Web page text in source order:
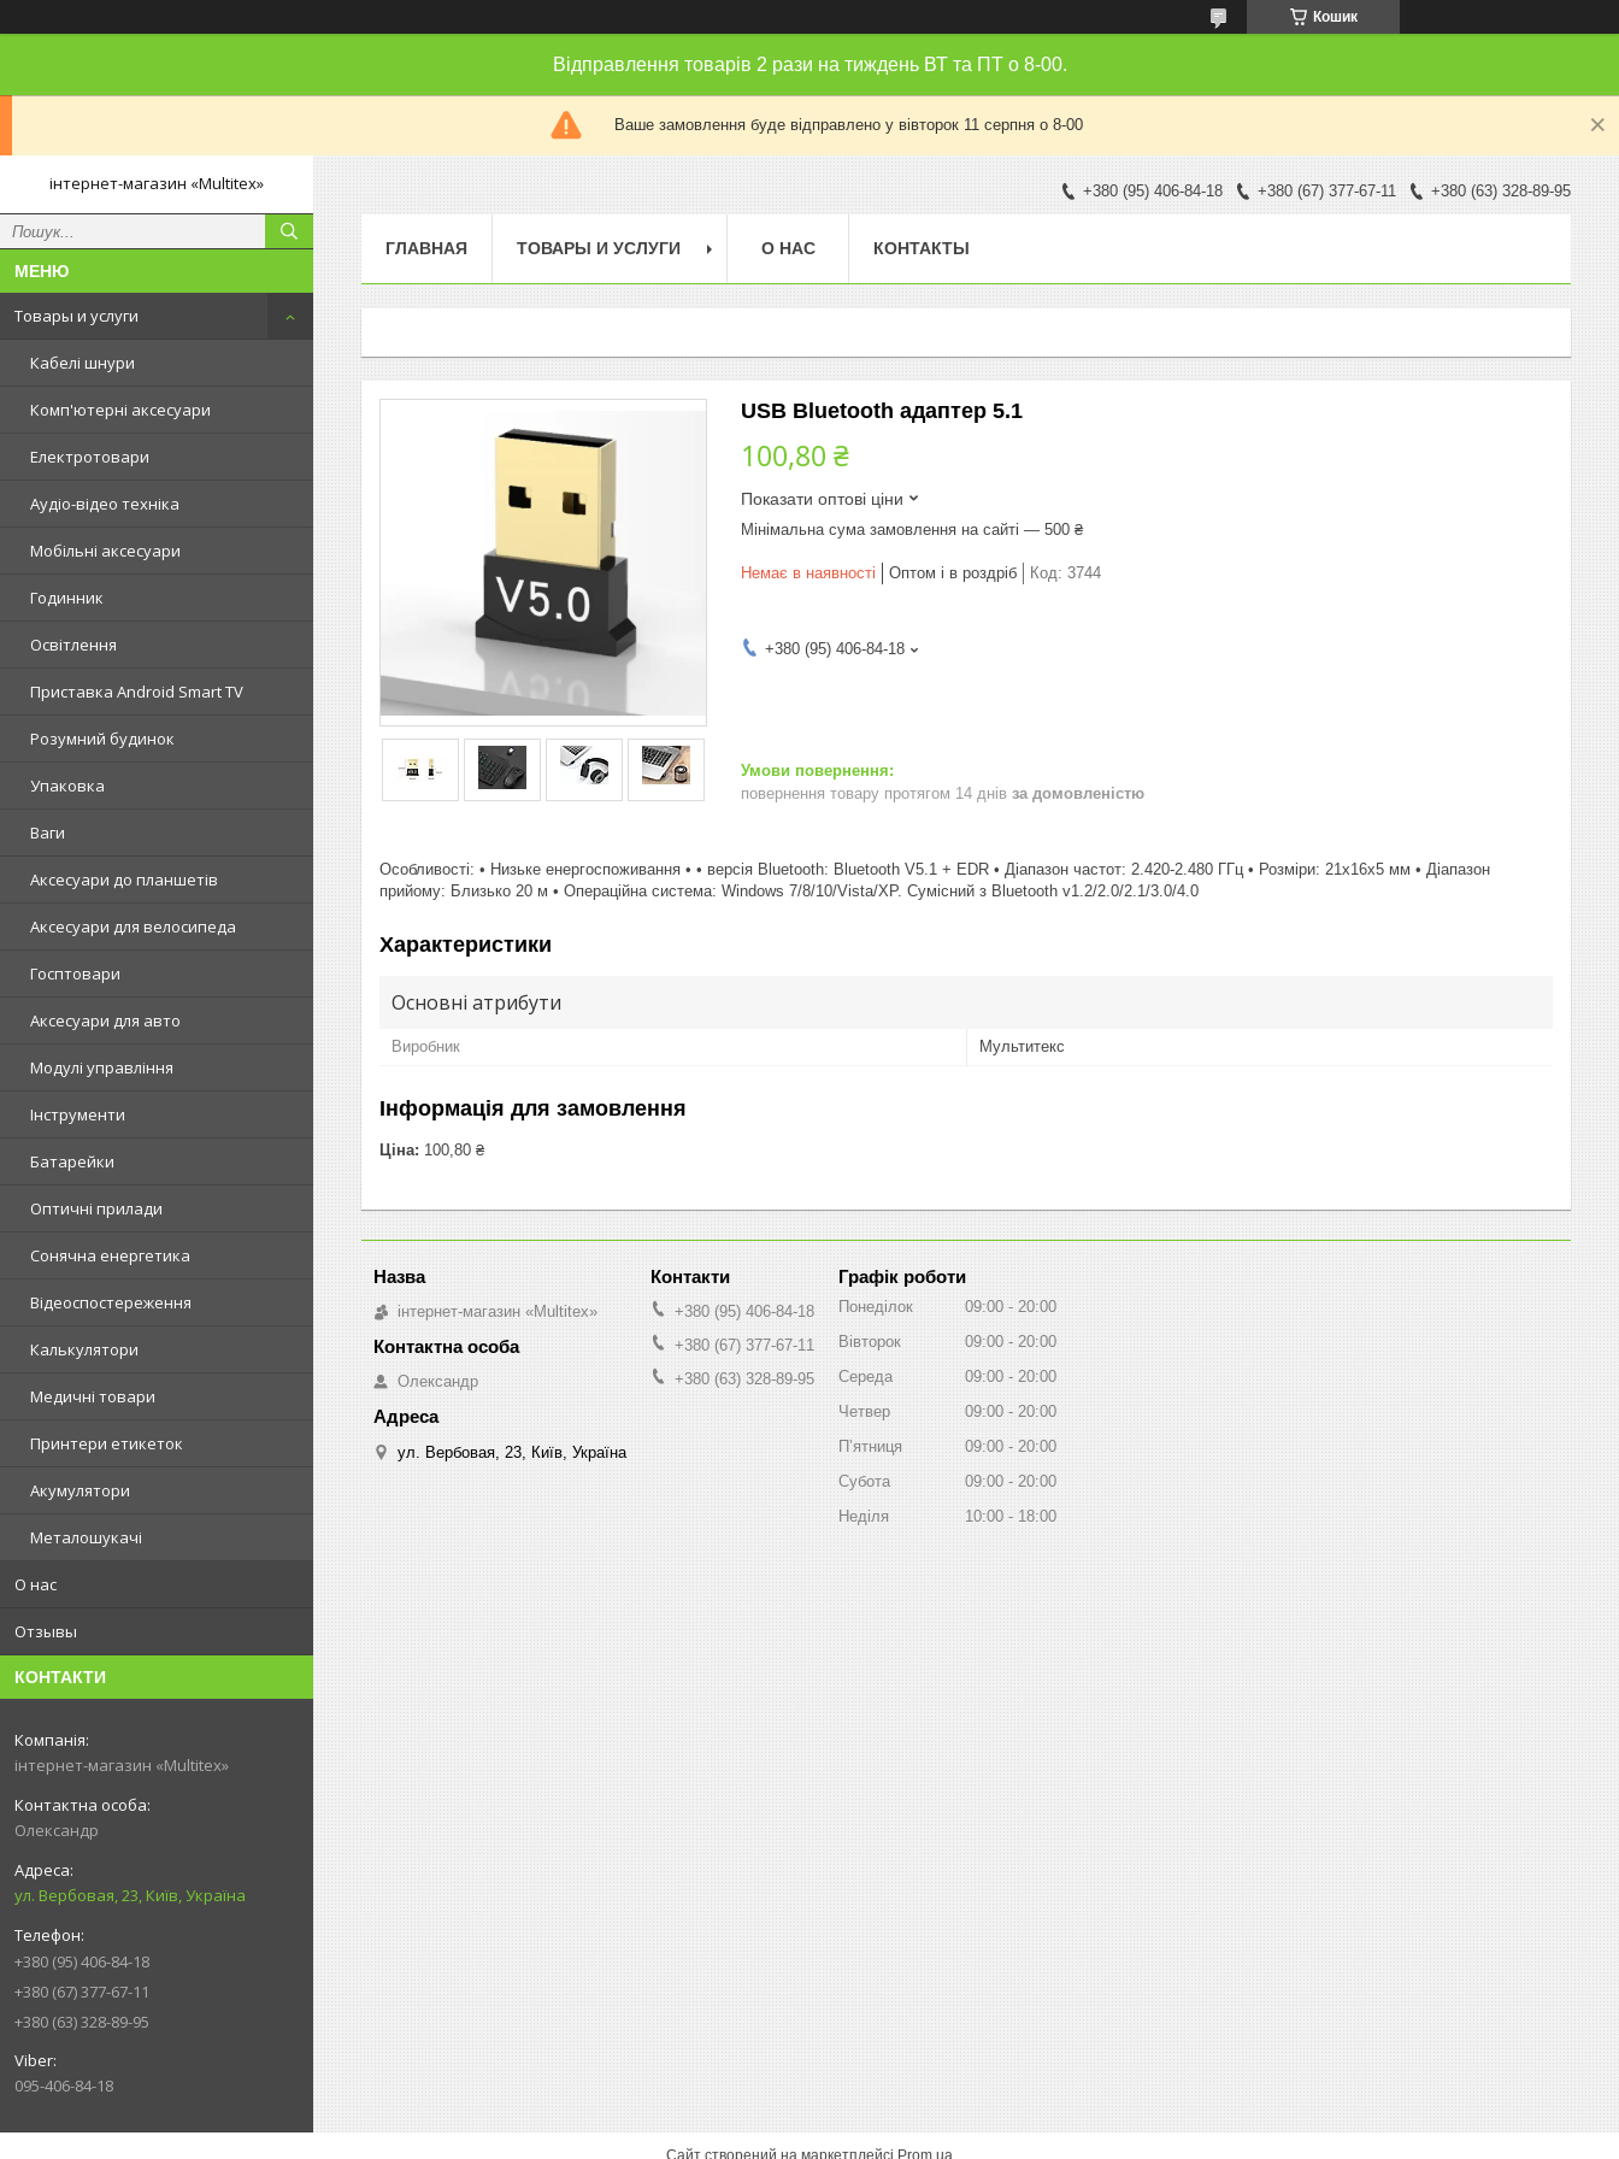
Кошик
Відправлення товарів 2 рази на тиждень ВТ та ПТ о 8-00.
Ваше замовлення буде відправлено у вівторок 11 серпня о 8-00
інтернет-магазин «Multitex»
Товары и услуги
Кабелі шнури
Комп'ютерні аксесуари
Електротовари
Аудіо-відео техніка
Мобільні аксесуари
Годинник
Освітлення
Приставка Android Smart TV
Розумний будинок
Упаковка
Ваги
Аксесуари до планшетів
Аксесуари для велосипеда
Госптовари
Аксесуари для авто
Модулі управління
Інструменти
Батарейки
Оптичні прилади
Сонячна енергетика
Відеоспостереження
Калькулятори
Медичні товари
Принтери етикеток
Акумулятори
Металошукачі
О нас
Отзывы
КОНТАКТИ
інтернет-магазин «Multitex»
Олександр
ул. Вербовая, 23, Київ, Україна
+380 (95) 406-84-18
+380 (67) 377-67-11
+380 (63) 328-89-95
095-406-84-18
+380 (95) 406-84-18 +380 (67) 377-67-11 +380 (63) 328-89-95
ГЛАВНАЯ ТОВАРЫ И УСЛУГИ О НАС КОНТАКТЫ
USB Bluetooth адаптер 5.1
100,80 ₴
Показати оптові ціни
Мінімальна сума замовлення на сайті — 500 ₴
Немає в наявності Оптом і в роздріб Код: 3744
+380 (95) 406-84-18
повернення товару протягом 14 днів за домовленістю
Особливості: • Низьке енергоспоживання • • версія Bluetooth: Bluetooth V5.1 + EDR • Діапазон частот: 2.420-2.480 ГГц • Розміри: 21x16x5 мм • Діапазон
прийому: Близько 20 м • Операційна система: Windows 7/8/10/Vista/XP. Сумісний з Bluetooth v1.2/2.0/2.1/3.0/4.0
Характеристики
Основні атрибути
Виробник Мультитекс
Інформація для замовлення
Ціна: 100,80 ₴
інтернет-магазин «Multitex»
Олександр
ул. Вербовая, 23, Київ, Україна
+380 (95) 406-84-18
+380 (67) 377-67-11
+380 (63) 328-89-95
Графік роботи
Понеділок 09:00
20:00
Вівторок
09:00
20:00
Середа
09:00
20:00
Четвер
09:00
20:00
Пʼятниця
09:00
20:00
Субота
09:00
20:00
Неділя
10:00 18:00
Сайт створений на маркетплейсі Prom.ua